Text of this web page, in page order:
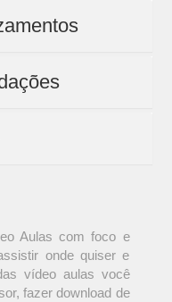
Aulas com foco e
onde quiser e
vídeo aulas você
fazer download de